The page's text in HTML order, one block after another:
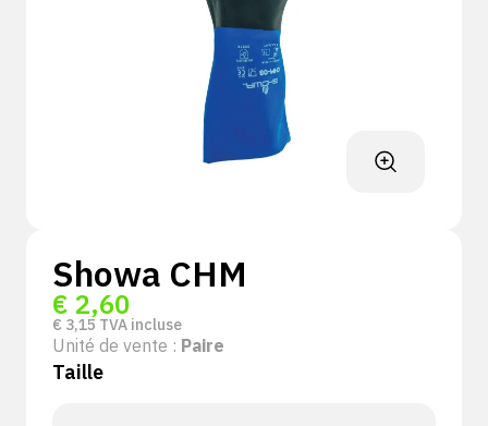
Showa CHM
€ 2,60
€ 3,15 TVA incluse
Unité de vente : Paire
Taille